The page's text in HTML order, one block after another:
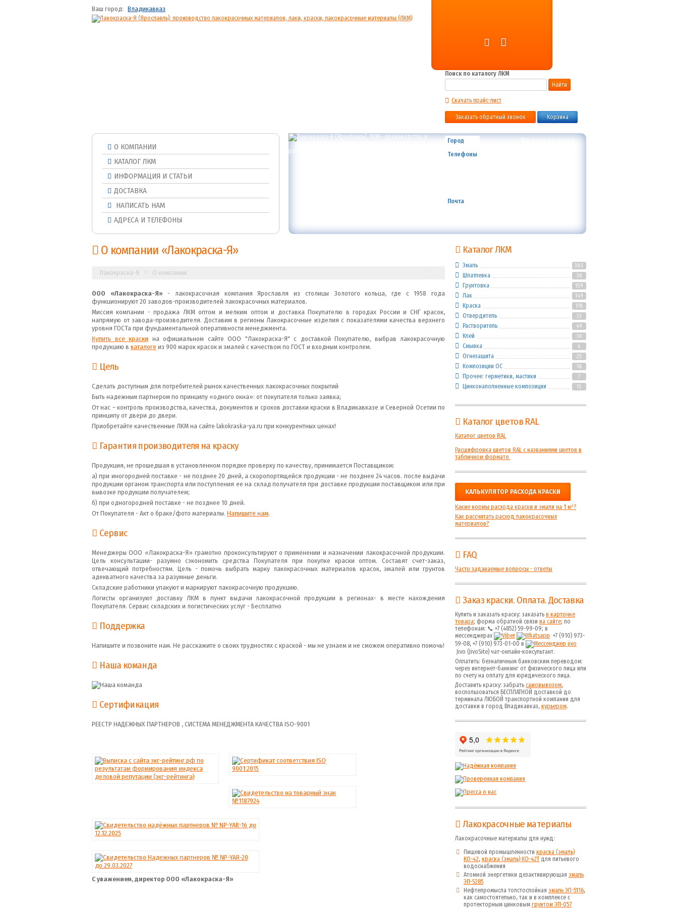
Ваш город: Владикавказ
Поиск по каталогу ЛКМ
Найти
Скачать прайс-лист
Заказать обратный звонок Корзина
О КОМПАНИИ
КАТАЛОГ ЛКМ
ИНФОРМАЦИЯ И СТАТЬИ
ДОСТАВКА
НАПИСАТЬ НАМ
АДРЕСА И ТЕЛЕФОНЫ
Город Владикавказ
Телефоны
Почта
О компании «Лакокраска-Я»
Лакокраска-Я О компании
ООО «Лакокраска-Я» - лакокрасочная компания Ярославля из столицы Золотого кольца, где с 1958 года
функционируют 20 заводов-производителей лакокрасочных материалов.
Миссия компании - продажа ЛКМ оптом и мелким оптом и доставка Покупателю в городах России и СНГ красок,
напрямую от завода-производителя. Доставим в регионы Лакокрасочные изделия с показателями качества верхнего
уровня ГОСТа при фундаментальной оперативности менеджмента.
Купить все краски на официальном сайте ООО "Лакокраска-Я" с доставкой Покупателю, выбрав лакокрасочную
продукцию в каталоге из 900 марок красок и эмалей с качеством по ГОСТ и входным контролем.
Цель
Сделать доступным для потребителей рынок качественных лакокрасочных покрытий
Быть надежным партнером по принципу «одного окна»: от покупателя только заявка;
От нас – контроль производства, качества, документов и сроков доставки краски в Владикавказе и Северной Осетии по
принципу от двери до двери.
Приобретайте качественные ЛКМ на сайте lakokraska-ya.ru при конкурентных ценах!
Гарантия производителя на краску
Продукция, не прошедшая в установленном порядке проверку по качеству, принимается Поставщиком:
а) при иногородней поставке - не позднее 20 дней, а скоропортящейся продукции - не позднее 24 часов. после выдачи
продукции органом транспорта или поступления ее на склад получателя при доставке продукции поставщиком или при
вывозке продукции получателем;
б) при одногородней поставке - не позднее 10 дней.
От Покупателя - Акт о браке/фото материалы. Напишите нам.
Сервис
Менеджеры ООО «Лакокраска-Я» грамотно проконсультируют о применении и назначении лакокрасочной продукции.
Цель консультации- разумно сэкономить средства Покупателя при покупке краски оптом. Составят счет-заказ,
отвечающий потребностям. Цель - помочь выбрать марку лакокрасочных материалов красок, эмалей или грунтов
адекватного качества за разумные деньги.
Складские работники упакуют и маркируют лакокрасочную продукцию.
Логисты организуют доставку ЛКМ в пункт выдачи лакокрасочной продукции в регионах- в месте нахождения
Покупателя. Сервис складских и логистических услуг - Бесплатно
Поддержка
Напишите и позвоните нам. Не расскажите о своих трудностях с краской - мы не узнаем и не сможем оперативно помочь!
Наша команда
Сертификация
РЕЕСТР НАДЕЖНЫХ ПАРТНЕРОВ , СИСТЕМА МЕНЕДЖМЕНТА КАЧЕСТВА ISO-9001
С уважением, директор ООО «Лакокраска-Я»
Каталог ЛКМ
Эмаль 385
Шпатлевка 30
Грунтовка 159
Лак 149
Краска 178
Отвердитель 33
Растворитель 49
Клей 30
Смывка 6
Огнезащита 25
Композиции ОС 18
Прочее: герметики, мастики 7
Цинконаполненные композиции 15
Каталог цветов RAL
Каталог цветов RAL
Расшифровка цветов RAL с названиями цветов в
табличном формате.
КАЛЬКУЛЯТОР РАСХОДА КРАСКИ
Какие нормы расхода краски и эмали на 1 м²?
Как рассчитать расход лакокрасочных
материалов?
FAQ
Часто задаваемые вопросы - ответы
Заказ краски. Оплата. Доставка
Купить и заказать краску: заказать в карточке
товара; форма обратной связи на сайте; по
телефонам: 📞 +7 (4852) 59-99-09; в
мессенджерах
+7 (910) 973-
59-08, +7 (910) 973-01-00 в
Jivo (JivoSite) чат-онлайн-консультант.
Оплатить: безналичным банковским переводом:
через интернет-банкинг от физического лица или
по счету на оплату для юридического лица.
Доставить краску: забрать самовывозом,
воспользоваться БЕСПЛАТНОЙ доставкой до
терминала ЛЮБОЙ транспортной компании для
доставки в город Владикавказ, курьером.
Лакокрасочные материалы
Лакокрасочные материалы для нужд:
Пищевой промышленности краска (эмаль)
КО-42, краска (эмаль) КО-42Т для питьевого
водоснабжения
Атомной энергетики дезактивирующая эмаль
ЭП-5285
Нефтепромысла толстослойная эмаль ЭП-5116,
как самостоятельно, так и в комплексе с
протекторным цинковым грунтом ЭП-057